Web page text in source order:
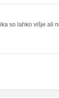
so lahko višje ali